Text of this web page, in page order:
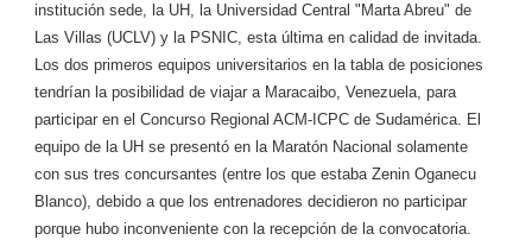
institución sede, la UH, la Universidad Central "Marta Abreu" de
Las Villas (UCLV) y la PSNIC, esta última en calidad de invitada.
Los dos primeros equipos universitarios en la tabla de posiciones
tendrían la posibilidad de viajar a Maracaibo, Venezuela, para
participar en el Concurso Regional ACM-ICPC de Sudamérica. El
equipo de la UH se presentó en la Maratón Nacional solamente
con sus tres concursantes (entre los que estaba Zenin Oganecu
Blanco), debido a que los entrenadores decidieron no participar
porque hubo inconveniente con la recepción de la convocatoria.